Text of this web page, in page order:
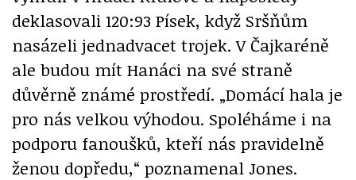
deklasovali 120:93 Písek, když Sršňům
nasázeli jednadvacet trojek. V Čajkaréně
ale budou mít Hanáci na své straně
důvěrně známé prostředí. „Domácí hala je
pro nás velkou výhodou. Spoléháme i na
podporu fanoušků, kteří nás pravidelně
ženou dopředu,“ poznamenal Jones.